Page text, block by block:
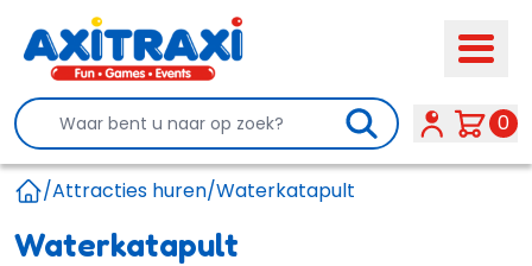
Search 0
/Attracties huren/Waterkatapult
Waterkatapult